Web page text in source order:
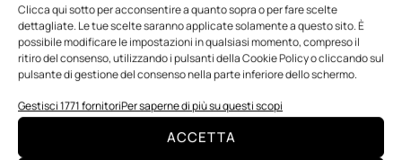
Clicca qui sotto per acconsentire a quanto sopra o per fare scelte
dettagliate. Le tue scelte saranno applicate solamente a questo sito. È
possibile modificare le impostazioni in qualsiasi momento, compreso il
ritiro del consenso, utilizzando i pulsanti della Cookie Policy o cliccando sul
pulsante di gestione del consenso nella parte inferiore dello schermo.
Gestisci 1771 fornitoriPer saperne di più su questi scopi
ACCETTA
esecuzione
Techne Srl | Maschere di fissaggio: il brevetto che
rivoluziona il mondo della metrologia
Prima guida a rulli senza lubrificazione: drylin C per
regolazioni fluide